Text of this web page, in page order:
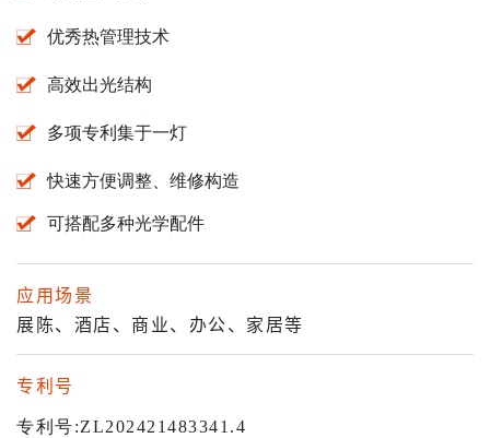
优秀热管理技术
高效出光结构
多项专利集于一灯
快速方便调整、维修构造
可搭配多种光学配件
应用场景
展陈、酒店、商业、办公、家居等
专利号
专利号:ZL202421483341.4